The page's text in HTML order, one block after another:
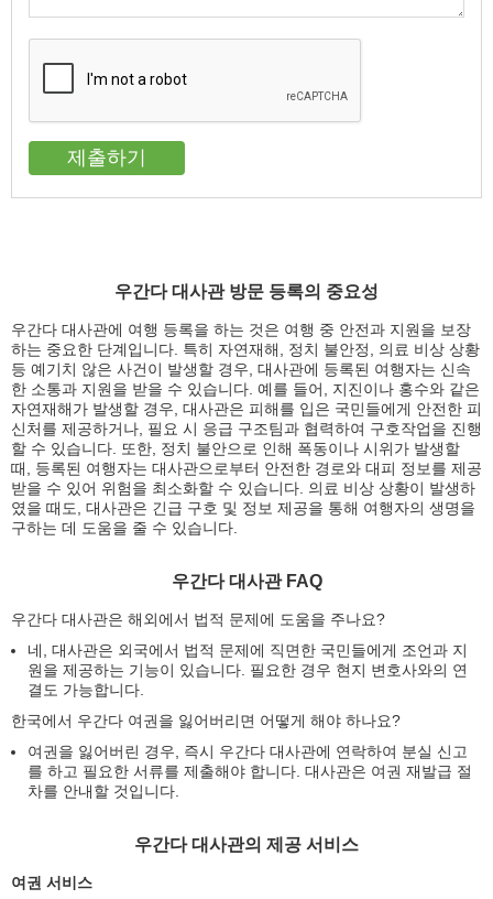
우간다 대사관 방문 등록의 중요성
우간다 대사관에 여행 등록을 하는 것은 여행 중 안전과 지원을 보장
하는 중요한 단계입니다. 특히 자연재해, 정치 불안정, 의료 비상 상황
등 예기치 않은 사건이 발생할 경우, 대사관에 등록된 여행자는 신속
한 소통과 지원을 받을 수 있습니다. 예를 들어, 지진이나 홍수와 같은
자연재해가 발생할 경우, 대사관은 피해를 입은 국민들에게 안전한 피
신처를 제공하거나, 필요 시 응급 구조팀과 협력하여 구호작업을 진행
할 수 있습니다. 또한, 정치 불안으로 인해 폭동이나 시위가 발생할
때, 등록된 여행자는 대사관으로부터 안전한 경로와 대피 정보를 제공
받을 수 있어 위험을 최소화할 수 있습니다. 의료 비상 상황이 발생하
였을 때도, 대사관은 긴급 구호 및 정보 제공을 통해 여행자의 생명을
구하는 데 도움을 줄 수 있습니다.
우간다 대사관 FAQ
우간다 대사관은 해외에서 법적 문제에 도움을 주나요?
네, 대사관은 외국에서 법적 문제에 직면한 국민들에게 조언과 지
원을 제공하는 기능이 있습니다. 필요한 경우 현지 변호사와의 연
결도 가능합니다.
한국에서 우간다 여권을 잃어버리면 어떻게 해야 하나요?
여권을 잃어버린 경우, 즉시 우간다 대사관에 연락하여 분실 신고
를 하고 필요한 서류를 제출해야 합니다. 대사관은 여권 재발급 절
차를 안내할 것입니다.
우간다 대사관의 제공 서비스
여권 서비스